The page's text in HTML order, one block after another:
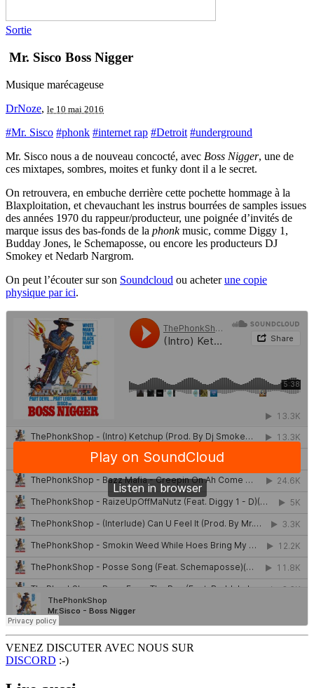
Sortie
Mr. Sisco Boss Nigger
Musique marécageuse
DrNoze, le 10 mai 2016
#Mr. Sisco #phonk #internet rap #Detroit #underground
Mr. Sisco nous a de nouveau concocté, avec Boss Nigger, une de
ces mixtapes, sombres, moites et funky dont il a le secret.
On retrouvera, en embuche derrière cette pochette hommage à la
Blaxploitation, et chevauchant les instrus bourrées de samples issues
des années 1970 du rappeur/producteur, une poignée d’invités de
marque issus des bas-fonds de la phonkmusic, comme Diggy 1,
Budday Jones, le Schemaposse, ou encore les producteurs DJ
Smokey et Nedarb Nargrom.
On peut l’écouter sur son Soundcloud ou acheterune copie
physique par ici.
VENEZ DISCUTER AVEC NOUS SUR
DISCORD :-)